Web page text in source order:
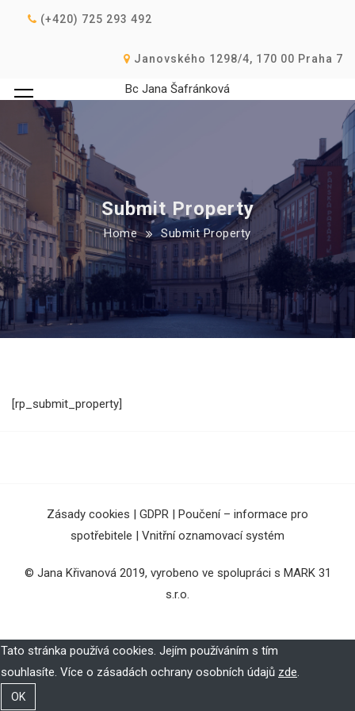
(+420) 725 293 492
Janovského 1298/4, 170 00 Praha 7
Bc Jana Šafránková
Submit Property
Home Submit Property
[rp_submit_property]
Zásady cookies | GDPR | Poučení – informace pro
spotřebitele | Vnitřní oznamovací systém
© Jana Křivanová 2019, vyrobeno ve spolupráci s MARK 31
s.r.o.
Tato stránka používá cookies. Jejím používáním s tím
souhlasíte. Více o zásadách ochrany osobních údajů zde.
OK